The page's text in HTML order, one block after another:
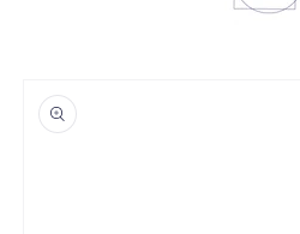
product
information